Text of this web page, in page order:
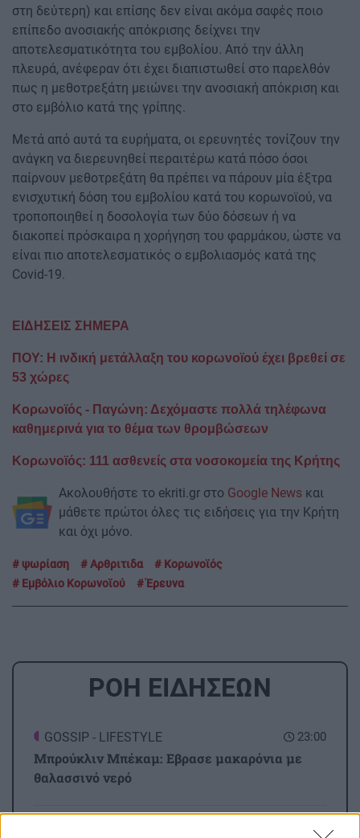
στη δεύτερη) και επίσης δεν είναι ακόμα σαφές ποιο
επίπεδο ανοσιακής απόκρισης δείχνει την
αποτελεσματικότητα του εμβολίου. Από την άλλη
πλευρά, ανέφεραν ότι έχει διαπιστωθεί στο παρελθόν
πως η μεθοτρεξάτη μειώνει την ανοσιακή απόκριση και
στο εμβόλιο κατά της γρίπης.
Μετά από αυτά τα ευρήματα, οι ερευνητές τονίζουν την
ανάγκη να διερευνηθεί περαιτέρω κατά πόσο όσοι
παίρνουν μεθοτρεξάτη θα πρέπει να πάρουν μία έξτρα
ενισχυτική δόση του εμβολίου κατά του κορωνοϊού, να
τροποποιηθεί η δοσολογία των δύο δόσεων ή να
διακοπεί πρόσκαιρα η χορήγηση του φαρμάκου, ώστε να
είναι πιο αποτελεσματικός ο εμβολιασμός κατά της
Covid-19.
ΕΙΔΗΣΕΙΣ ΣΗΜΕΡΑ
ΠΟΥ: Η ινδική μετάλλαξη του κορωνοϊού έχει βρεθεί σε
53 χώρες
Κορωνοϊός - Παγώνη: Δεχόμαστε πολλά τηλέφωνα
καθημερινά για το θέμα των θρομβώσεων
Κορωνοϊός: 111 ασθενείς στα νοσοκομεία της Κρήτης
Ακολουθήστε το ekriti.gr στο Google News και
μάθετε πρώτοι όλες τις ειδήσεις για την Κρήτη
και όχι μόνο.
ψωρίαση Αρθριτιδα
Κορωνοϊός
Εμβόλιο Κορωνοϊού
Έρευνα
ΡΟΗ ΕΙΔΗΣΕΩΝ
23:00
GOSSIP - LIFESTYLE
Μπρούκλιν Μπέκαμ: Εβρασε μακαρόνια με
θαλασσινό νερό
22:16